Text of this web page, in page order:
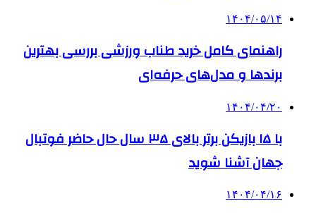
۱۴۰۴/۰۵/۱۴
راهنمای کامل خرید طناب ورزشی بررسی بهترین
برندها و مدل‌های حرفه‌ای
۱۴۰۴/۰۴/۲۰
با ۱۵ بازیکن برتر بالای ۳۵ سال حال حاضر فوتبال
جهان آشنا شوید
۱۴۰۴/۰۴/۱۶